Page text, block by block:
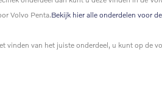
Volvo Penta.Bekijk hier alle onderdelen voor
vinden van het juiste onderdeel, u kunt op de